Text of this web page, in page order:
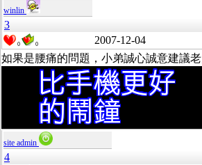
winlin
3
0 0 2007-12-04
如果是腰痛的問題，小弟誠心誠意建議
site admin
4